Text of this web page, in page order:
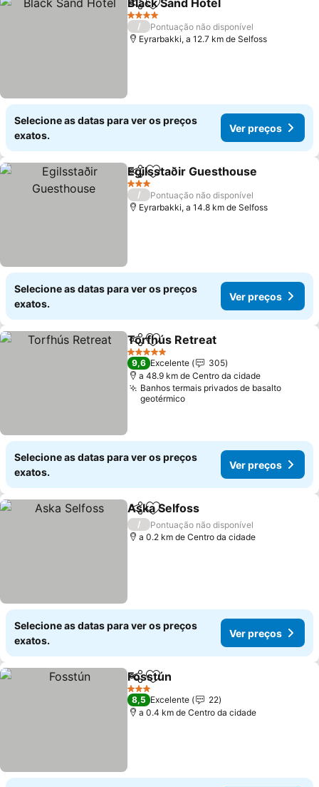
PartilharAdicionar aos favoritos
Black Sand Hotel
4 Estrelas
/
Pontuação não disponível
Eyrarbakki, a 12.7 km de Selfoss
Selecione as datas para ver os preços
exatos.
Ver preços
PartilharAdicionar aos favoritos
Egilsstaðir Guesthouse
3 Estrelas
/
Pontuação não disponível
Eyrarbakki, a 14.8 km de Selfoss
Selecione as datas para ver os preços
exatos.
Ver preços
PartilharAdicionar aos favoritos
Torfhús Retreat
5 Estrelas
9,6 Excelente
305
a 48.9 km de Centro da cidade
Banhos termais privados de basalto
geotérmico
Selecione as datas para ver os preços
exatos.
Ver preços
PartilharAdicionar aos favoritos
Aska Selfoss
/
Pontuação não disponível
a 0.2 km de Centro da cidade
Selecione as datas para ver os preços
exatos.
Ver preços
PartilharAdicionar aos favoritos
Fosstún
3 Estrelas
8,5 Excelente
22
a 0.4 km de Centro da cidade